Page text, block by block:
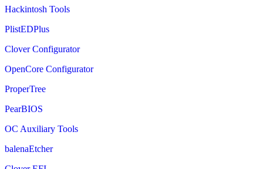
Hackintosh Tools
PlistEDPlus
Clover Configurator
OpenCore Configurator
ProperTree
PearBIOS
OC Auxiliary Tools
balenaEtcher